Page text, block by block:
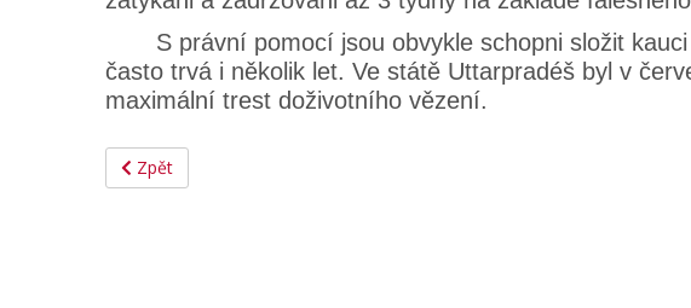
S právní pomocí jsou obvykle schopni složit kauci
často trvá i několik let. Ve státě Uttarpradéš byl v
maximální trest doživotního vězení.
Zpět